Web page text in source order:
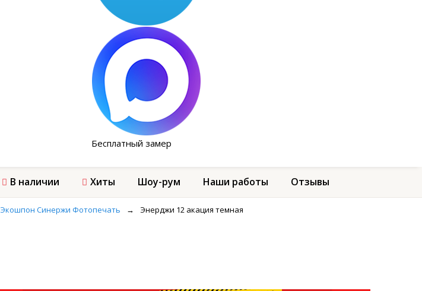
Бесплатный замер
В наличии Хиты Шоу-рум Наши работы Отзывы
Экошпон Синержи Фотопечать → Энерджи 12 акация темная